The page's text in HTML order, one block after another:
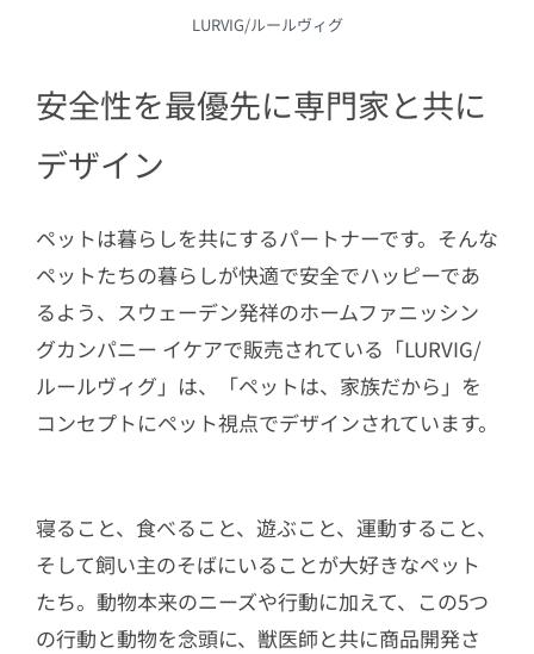
LURVIG/ルールヴィグ
安全性を最優先に専門家と共に
デザイン
ペットは暮らしを共にするパートナーです。そんな
ペットたちの暮らしが快適で安全でハッピーであ
るよう、スウェーデン発祥のホームファニッシン
グカンパニー イケアで販売されている「LURVIG/
ルールヴィグ」は、「ペットは、家族だから」を
コンセプトにペット視点でデザインされています。
寝ること、食べること、遊ぶこと、運動すること、
そして飼い主のそばにいることが大好きなペット
たち。動物本来のニーズや行動に加えて、この5つ
の行動と動物を念頭に、獣医師と共に商品開発さ